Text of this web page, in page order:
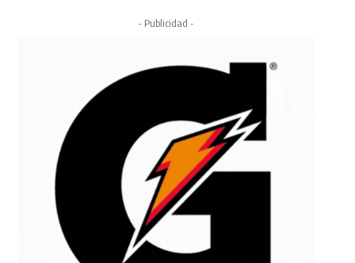
- Publicidad -